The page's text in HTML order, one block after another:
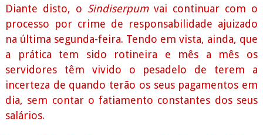
Diante disto, o Sindiserpumvai continuar com o
processo por crime de responsabilidade ajuizado
na última segunda-feira. Tendo em vista, ainda, que
a prática tem sido rotineira e mês a mês os
servidores têm vivido o pesadelo de terem a
incerteza de quando terão os seus pagamentos em
dia, sem contar o fatiamento constantes dos seus
salários.